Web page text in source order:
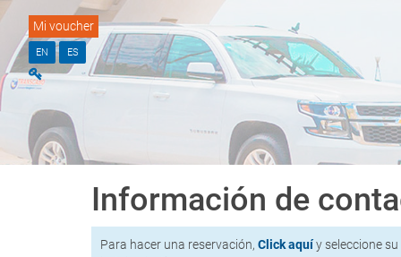
Mi voucher
EN ES
Información de
Para hacer una reservación, Click aquíy seleccione su